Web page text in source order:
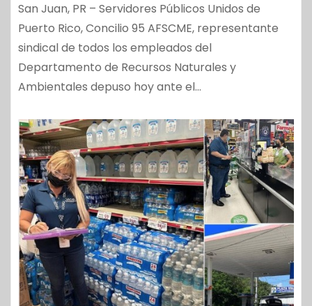
San Juan, PR – Servidores Públicos Unidos de
Puerto Rico, Concilio 95 AFSCME, representante
sindical de todos los empleados del
Departamento de Recursos Naturales y
Ambientales depuso hoy ante el…